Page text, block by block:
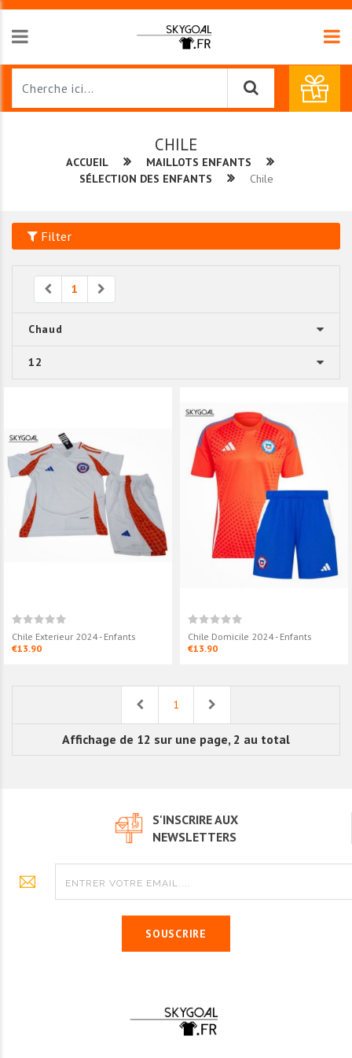
CHILE
ACCUEIL
MAILLOTS ENFANTS
SÉLECTION DES ENFANTS
Chile
Filter
Previous
1
Chile Exterieur 2024 - Enfants
€13.90
Chile Domicile 2024 - Enfants
€13.90
Previous1
Affichage de 12 sur une page, 2 au total
S'INSCRIRE AUX
NEWSLETTERS
SOUSCRIRE